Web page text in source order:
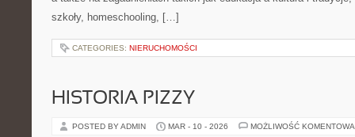
szkoły, homeschooling, […]
CATEGORIES: NIERUCHOMOŚCI
HISTORIA PIZZY
POSTED BY ADMIN MAR - 10 - 2026 MOŻLIWOŚĆ